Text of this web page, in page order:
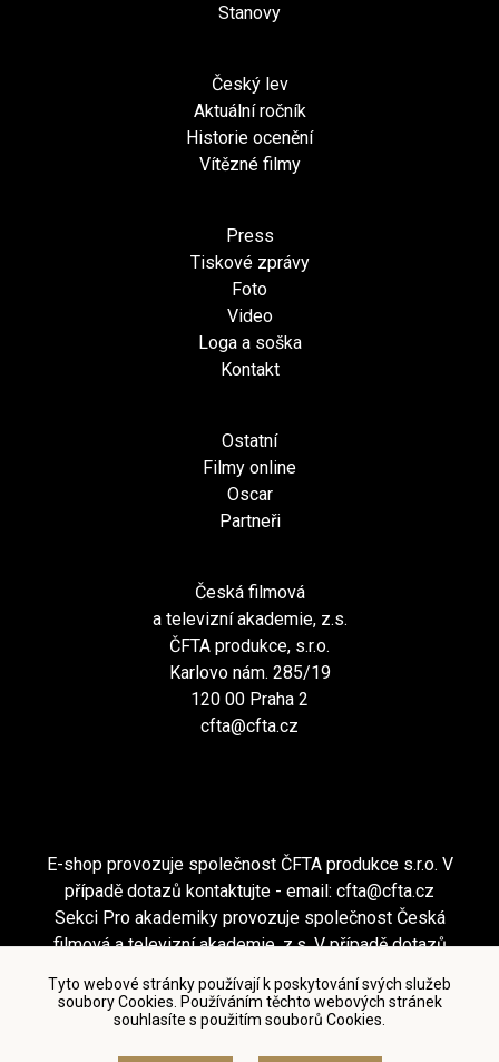
Tyto webové stránky používají k poskytování svých služeb
soubory Cookies. Používáním těchto webových stránek
souhlasíte s použitím souborů Cookies.
Stanovy
Český lev
Aktuální ročník
Historie ocenění
Vítězné filmy
Press
Tiskové zprávy
Foto
Video
Loga a soška
Kontakt
Ostatní
Filmy online
Oscar
Partneři
Česká filmová
a televizní akademie, z.s.
ČFTA produkce, s.r.o.
Karlovo nám. 285/19
120 00 Praha 2
cfta@cfta.cz
E-shop provozuje společnost ČFTA produkce s.r.o. V
případě dotazů kontaktujte - email: cfta@cfta.cz
Sekci Pro akademiky provozuje společnost Česká
filmová a televizní akademie, z.s. V případě dotazů
Podmínky užití a zásady ochrany osobních údajů
Nastavení cookies